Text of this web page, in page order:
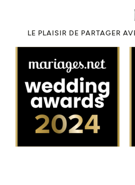
LE PLAISIR DE PARTAGER